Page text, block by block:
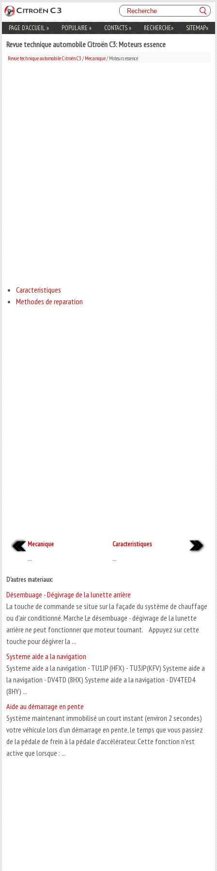
PAGE D'ACCUEIL» POPULAIRE» CONTACTS» RECHERCHE» SITEMAP»
Revue technique automobile Citroën C3: Moteurs essence
Revue technique automobile Citroën C3 /Mecanique/ Moteurs essence
Caracteristiques
Methodes de reparation
Mecanique
...
Caracteristiques
...
D'autres materiaux:
Désembuage - Dégivrage de la lunette arrière
La touche de commande se situe sur la façade du système de chauffage
ou d'air conditionné. Marche Le désembuage - dégivrage de la lunette
arrière ne peut fonctionner que moteur tournant. Appuyez sur cette
touche pour dégivrer la ...
Systeme aide a la navigation
Systeme aide a la navigation - TU1JP (HFX) - TU3JP(KFV) Systeme aide a
la navigation - DV4TD (8HX) Systeme aide a la navigation - DV4TED4
(8HY) ...
Aide au démarrage en pente
Système maintenant immobilisé un court instant (environ 2 secondes)
votre véhicule lors d'un démarrage en pente, le temps que vous passiez
de la pédale de frein à la pédale d'accélérateur. Cette fonction n'est
active que lorsque : ...